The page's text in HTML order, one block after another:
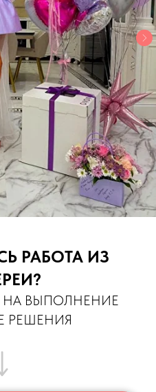
РАБОТА ИЗ
ВЫПОЛНЕНИЕ
РЕШЕНИЯ